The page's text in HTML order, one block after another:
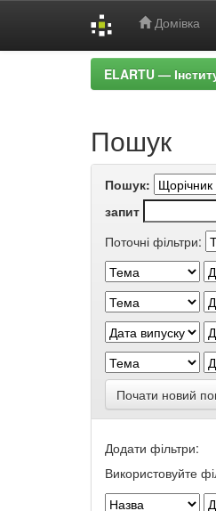
Домівка
ELARTU —
Пошук
Пошук:
запит
Поточні фільтри:
Почати новий
Додати фільтри:
Використовуйте